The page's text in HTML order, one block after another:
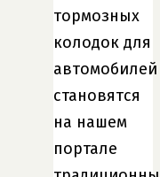
тормозных
колодок для
автомобилей
становятся
на нашем
портале